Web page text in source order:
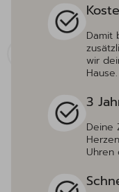
Damit
wir
Hause.
3
Deine
Uhren